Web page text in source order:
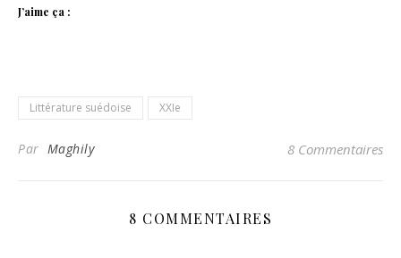
J’aime ça :
Littérature suédoise XXIe
Par Maghily 8 Commentaires
8 COMMENTAIRES